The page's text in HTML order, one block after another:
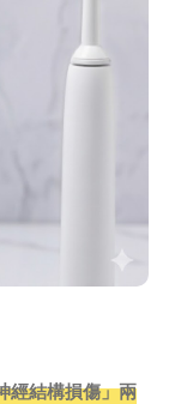
經結構損傷」兩